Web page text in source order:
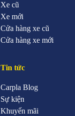
Xe cũ
Xe mới
Cửa hàng xe cũ
Cửa hàng xe mới
Tin tức
Carpla Blog
Sự kiện
Khuyến mãi